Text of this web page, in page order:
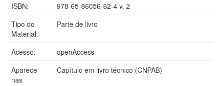
ISBN:
978-65-86056-62-4 v. 2
Tipo do
Material:
Parte de livro
Acesso:
openAccess
Aparece
nas
Capítulo em livro técnico (CNPAB)